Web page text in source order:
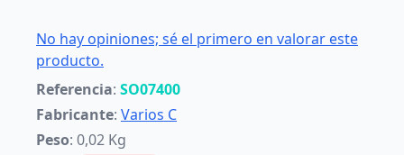
No hay opiniones; sé el primero en valorar este
producto.
Referencia: SO07400
Fabricante: Varios C
Peso: 0,02 Kg